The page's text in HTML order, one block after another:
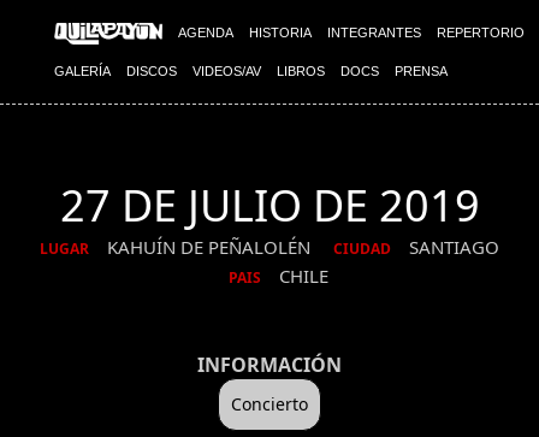
AGENDA HISTORIA INTEGRANTES REPERTORIO
GALERÍA DISCOS VIDEOS/AV LIBROS DOCS PRENSA
27 DE JULIO DE 2019
LUGAR KAHUÍN DE PEÑALOLÉN CIUDAD SANTIAGO
PAIS CHILE
INFORMACIÓN
Concierto